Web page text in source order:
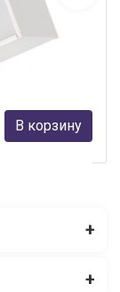
В корзину
+
+